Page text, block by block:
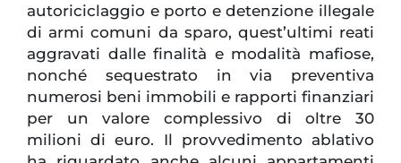
autoriciclaggio e porto e detenzione illegale
di armi comuni da sparo, quest’ultimi reati
aggravati dalle finalità e modalità mafiose,
nonché sequestrato in via preventiva
numerosi beni immobili e rapporti finanziari
per un valore complessivo di oltre 30
milioni di euro. Il provvedimento ablativo